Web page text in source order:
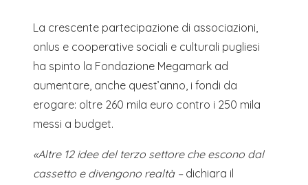
La crescente partecipazione di associazioni,
onlus e cooperative sociali e culturali pugliesi
ha spinto la Fondazione Megamark ad
aumentare, anche quest’anno, i fondi da
erogare: oltre 260 mila euro contro i 250 mila
messi a budget.
«Altre 12 idee del terzo settore che escono dal
cassetto e divengono realtà – dichiara il